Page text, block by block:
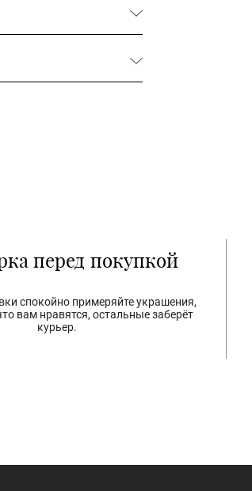
перед покупкой
спокойно примеряйте украшения,
вам нравятся, остальные заберёт
курьер.